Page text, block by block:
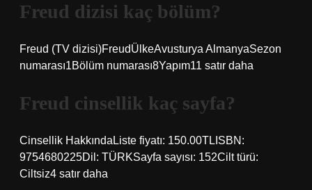
Freud dizisi kaç bölüm?
Freud (TV dizisi)FreudÜlkeAvusturya AlmanyaSezon
numarası1Bölüm numarası8Yapım11 satır daha
Freud cinsellik kaç sayfa?
Cinsellik HakkındaListe fiyatı: 150.00TLISBN:
9754680225Dil: TÜRKSayfa sayısı: 152Cilt türü:
Ciltsiz4 satır daha